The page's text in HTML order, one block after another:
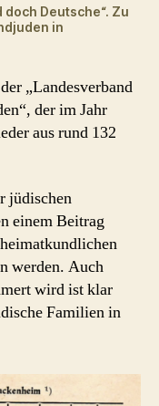
Deutsche“. Zu
in
„Landesverband
der im Jahr
aus rund 132
jüdischen
einem Beitrag
werden. Auch
wird ist klar
Familien in